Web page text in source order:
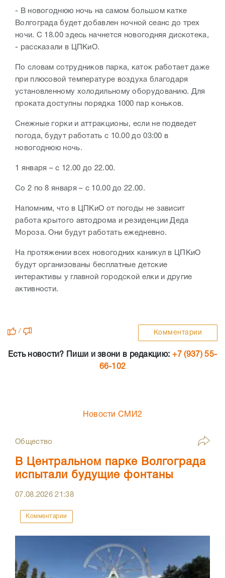
- В новогоднюю ночь на самом большом катке
Волгограда будет добавлен ночной сеанс до трех
ночи. С 18.00 здесь начнется новогодняя дискотека,
- рассказали в ЦПКиО.
По словам сотрудников парка, каток работает даже
при плюсовой температуре воздуха благодаря
установленному холодильному оборудованию. Для
проката доступны порядка 1000 пар коньков.
Снежные горки и аттракционы, если не подведет
погода, будут работать с 10.00 до 03:00 в
новогоднюю ночь.
1 января – с 12.00 до 22.00.
Со 2 по 8 января – с 10.00 до 22.00.
Напомним, что в ЦПКиО от погоды не зависит
работа крытого автодрома и резиденции Деда
Мороза. Они будут работать ежедневно.
На протяжении всех новогодних каникул в ЦПКиО
будут организованы бесплатные детские
интерактивы у главной городской елки и другие
активности.
/ Комментарии
Есть новости? Пиши и звони в редакцию: +7 (937) 55-
66-102
Новости СМИ2
Общество
В Центральном парке Волгограда
испытали будущие фонтаны
07.08.202621:38
Комментарии